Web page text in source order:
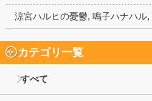
涼宮ハルヒの憂鬱, 鳴子ハナハル,
カテゴリ一覧
すべて